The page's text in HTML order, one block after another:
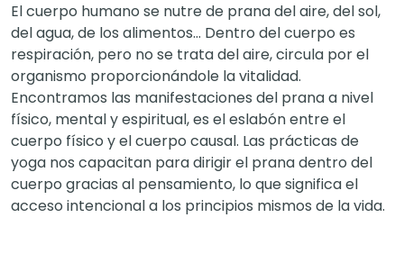
El cuerpo humano se nutre de prana del aire, del sol,
del agua, de los alimentos… Dentro del cuerpo es
respiración, pero no se trata del aire, circula por el
organismo proporcionándole la vitalidad.
Encontramos las manifestaciones del prana a nivel
físico, mental y espiritual, es el eslabón entre el
cuerpo físico y el cuerpo causal. Las prácticas de
yoga nos capacitan para dirigir el prana dentro del
cuerpo gracias al pensamiento, lo que significa el
acceso intencional a los principios mismos de la vida.